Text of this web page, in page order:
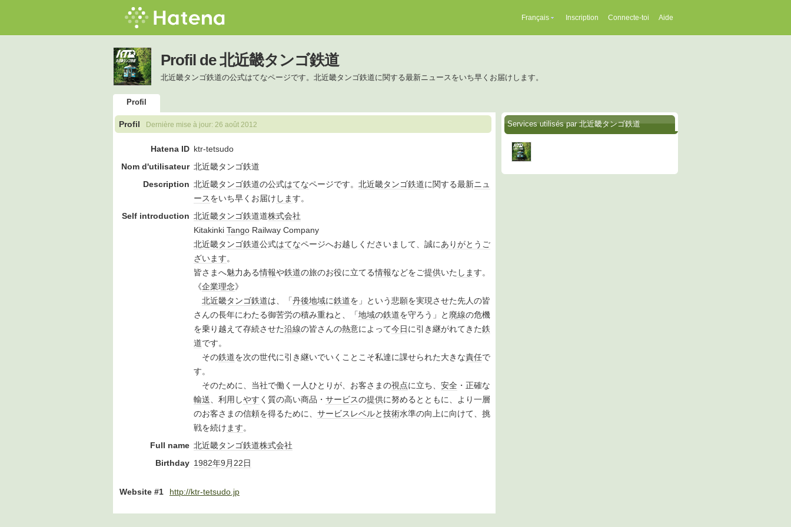
Français Inscription Connecte-toi Aide
Profil de 北近畿タンゴ鉄道
北近畿タンゴ鉄道の公式はてなページです。北近畿タンゴ鉄道に関する最新ニュースをいち早くお届けします。
Profil
Profil Dernière mise à jour: 26 août 2012
Hatena ID ktr-tetsudo
Nom d'utilisateur 北近畿タンゴ鉄道
Description 北近畿タンゴ鉄道の公式はてなページです。 北近畿タンゴ鉄道に関する最新ニュ
ースをいち早くお届け します。
Self introduction 北近畿タンゴ鉄道道株式会社
Kitakinki Tango Railway Company
北近畿タンゴ鉄道公式はてなページへお越しくださいまして、誠にありがとうご
ざいます。
皆さまへ魅力ある情報や鉄道の旅のお役に立てる情報などをご提供いた します。
《企業理念》
北近畿タンゴ鉄道は、「丹後地域に鉄道を」という悲願を実現させた先人の皆
さんの長年にわたる御苦労の積み重ねと、「地域の鉄道を守ろう」と 廃線の危機
を乗り越えて存続させた沿線の皆さんの熱意によって今日に引き継がれてきた鉄
道です。
その鉄道を次の世代に引き継いでいくことこそ私達に課せられた大きな責任で
す。
そのために、当社で働く一人ひとりが、お客さまの視点に立ち、 安全 ・正確な
輸送、利用しやす く質の高い商品・ サービスの提供に努めるとともに、より一層
のお客さまの信頼を得るために、 サービス レベルと技術水準の向上に向けて、挑
戦を続けます。
Full name 北近畿タンゴ鉄道株式会社
Birthday 1982年9月22日
Website #1 http://ktr-tetsudo.jp
Services utilisés par 北近畿タンゴ鉄道